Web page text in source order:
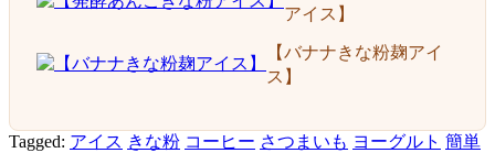
アイス】
【バナナきな粉麹アイ
ス】
Tagged: アイス きな粉 コーヒー さつまいも ヨーグルト 簡単